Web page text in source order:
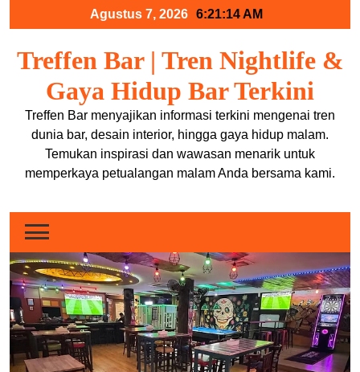
Agustus 7, 2026 6:21:14 AM
Treffen Bar | Tren Nightlife &
Gaya Hidup Bar Terkini
Treffen Bar menyajikan informasi terkini mengenai tren
dunia bar, desain interior, hingga gaya hidup malam.
Temukan inspirasi dan wawasan menarik untuk
memperkaya petualangan malam Anda bersama kami.